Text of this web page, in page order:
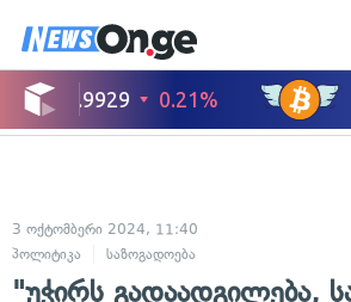
3 ოქტომბერი 2024, 11:40
პოლიტიკა
საზოგადოება
"უჭირს გადაადგილება,